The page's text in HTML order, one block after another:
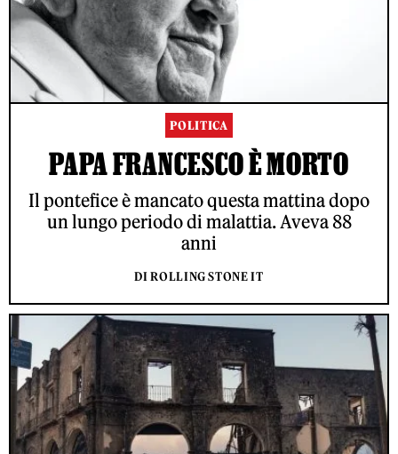
POLITICA
PAPA FRANCESCO È MORTO
Il pontefice è mancato questa mattina dopo
un lungo periodo di malattia. Aveva 88
anni
DI ROLLING STONE IT